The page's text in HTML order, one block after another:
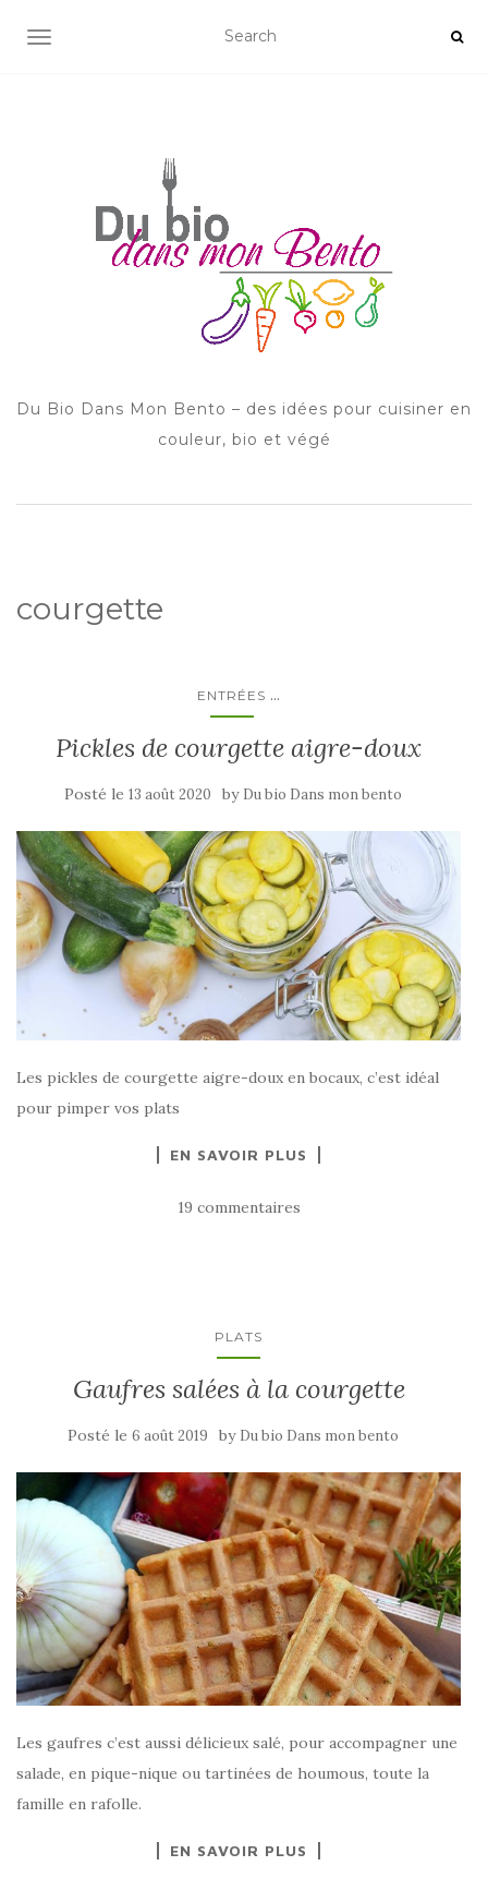
AFFICHER/MASQUER LA NAVIGATION
Du Bio Dans Mon Bento – des idées pour cuisiner en
couleur, bio et végé
courgette
ENTRÉES ...
Pickles de courgette aigre-doux
Posté le 13 août 2020 by Du bio Dans mon bento
Les pickles de courgette aigre-doux en bocaux, c’est idéal
pour pimper vos plats
EN SAVOIR PLUS
19 commentaires
PLATS
Gaufres salées à la courgette
Posté le 6 août 2019 by Du bio Dans mon bento
Les gaufres c’est aussi délicieux salé, pour accompagner une
salade, en pique-nique ou tartinées de houmous, toute la
famille en rafolle.
EN SAVOIR PLUS